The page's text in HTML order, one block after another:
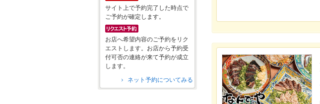
サイト上で予約完了した時点で
ご予約が確定します。
お店へ希望内容のご予約をリク
エストします。お店から予約受
付可否の連絡が来て予約が成立
します。
ネット予約についてみる